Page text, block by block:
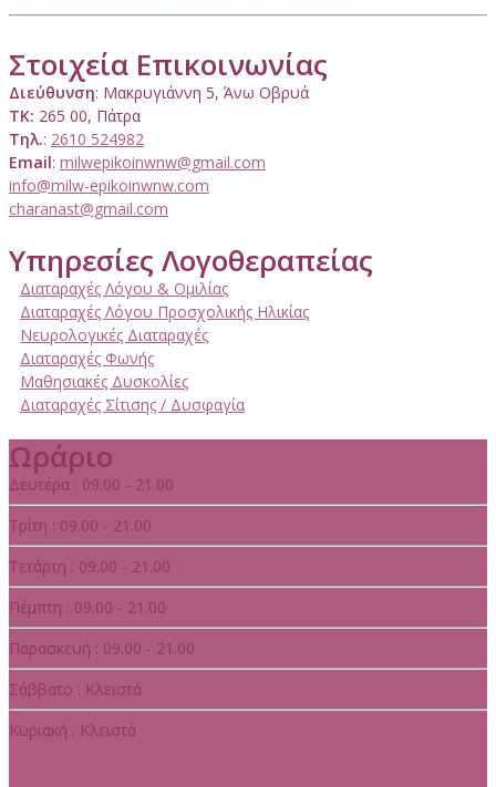
Στοιχεία Επικοινωνίας
Διεύθυνση: Μακρυγιάννη 5, Άνω Οβρυά
ΤΚ: 265 00, Πάτρα
Τηλ.: 2610 524982
Email: milwepikoinwnw@gmail.com
info@milw-epikoinwnw.com
charanast@gmail.com
Υπηρεσίες Λογοθεραπείας
Διαταραχές Λόγου & Ομιλίας
Διαταραχές Λόγου Προσχολικής Ηλικίας
Νευρολογικές Διαταραχές
Διαταραχές Φωνής
Μαθησιακές Δυσκολίες
Διαταραχές Σίτισης / Δυσφαγία
Ωράριο
Δευτέρα : 09.00 - 21.00
Τρίτη : 09.00 - 21.00
Τετάρτη : 09.00 - 21.00
Πέμπτη : 09.00 - 21.00
Παρασκευή : 09.00 - 21.00
Σάββατο : Κλειστά
Κυριακή : Κλειστά